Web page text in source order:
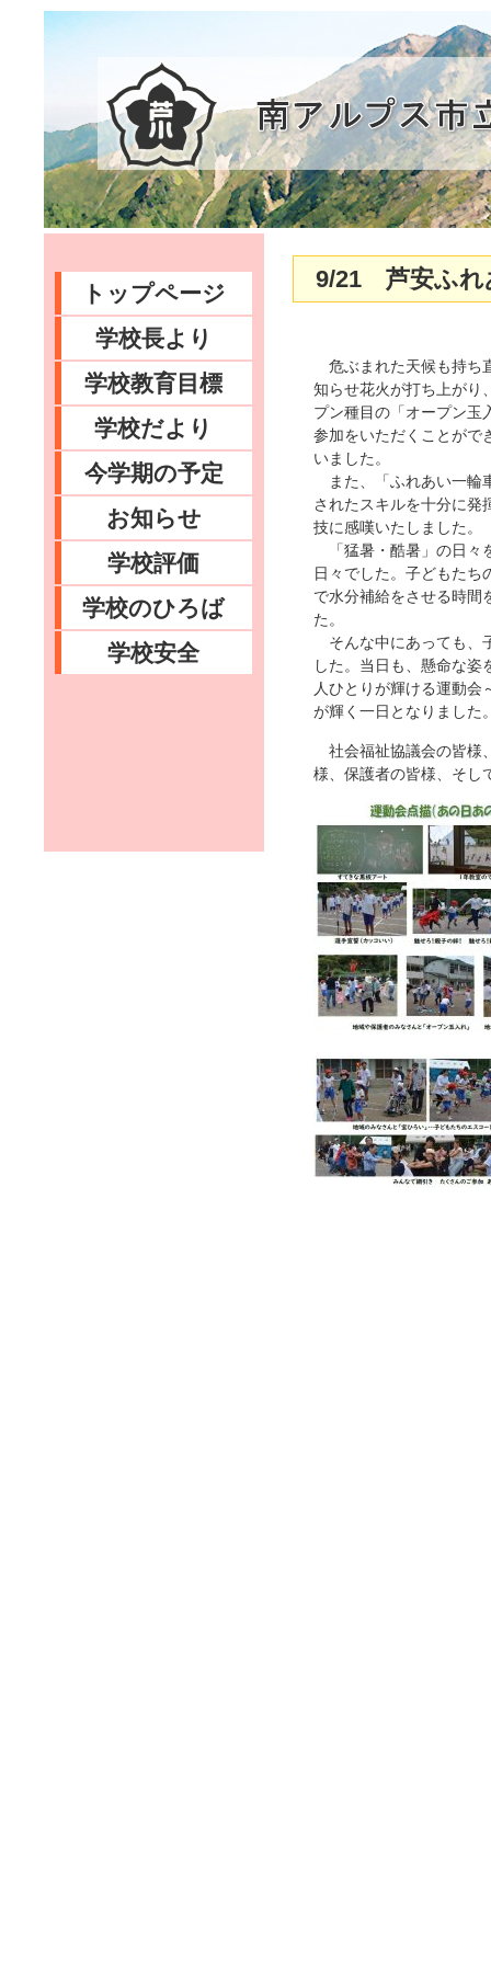
トップページ
学校長より
学校教育目標
学校だより
今学期の予定
お知らせ
学校評価
学校のひろば
学校安全
9/21 芦安ふれ
危ぶまれた天候も持ち
知らせ花火が打ち上がり
プン種目の「オープン玉
参加をいただくことがで
いました。
また、「ふれあい一輪
されたスキルを十分に発
技に感嘆いたしました。
「猛暑・酷暑」の日々
日々でした。子どもたち
で水分補給をさせる時間
た。
そんな中にあっても、
した。当日も、懸命な
人ひとりが輝ける運動
が輝く一日となりました
社会福祉協議会の皆様
様、保護者の皆様、そし